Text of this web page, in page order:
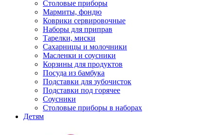
Столовые приборы
Мармиты, фондю
Коврики сервировочные
Наборы для приправ
Тарелки, миски
Сахарницы и молочники
Масленки и соусники
Корзины для продуктов
Посуда из бамбука
Подставки для зубочисток
Подставки под горячее
Соусники
Столовые приборы в наборах
Детям